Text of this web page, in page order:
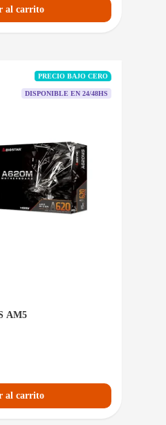
al carrito
PRECIO BAJO CERO
DISPONIBLE EN 24/48HS
AM5
al carrito